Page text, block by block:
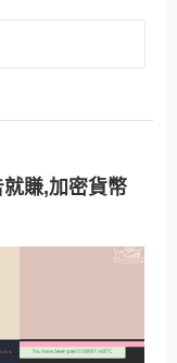
就賺,加密貨幣